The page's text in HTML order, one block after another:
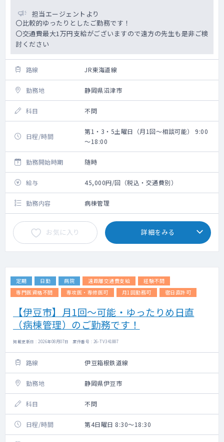
担当エージェントより
〇比較的ゆったりとしたご勤務です！
〇交通費最大1万円支給がございますので遠方の先生も是非ご検
討ください
路線 JR東海道線
勤務地 静岡県沼津市
科目 不問
日程/時間
第1・3・5土曜日（月1回～相談可能） 9:00
～18:00
勤務開始時期 随時
給与 45,000円/回（税込・交通費別）
勤務内容 病棟管理
お気に入り 詳細をみる
定期 日勤 病院 遠距離交通費支給
経験不問
専門医資格不問
専攻医・専修医可 月1回勤務可 宿日直許可
【伊豆市】月1回～可能・ゆったりめ日直
（病棟管理）のご勤務です！
掲載更新日 : 2026年08月07日 案件番号 : 26-TV341887
路線 伊豆箱根鉄道線
勤務地 静岡県伊豆市
科目 不問
日程/時間 第4日曜日 8:30～18:30